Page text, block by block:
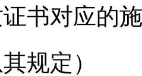
书对应的
规定）